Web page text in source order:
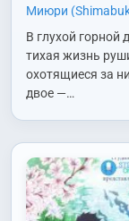
Миюри
Junichi) , Хонда
В глухой горной
тихая жизнь
охотящиеся за
двое —…